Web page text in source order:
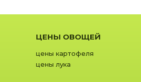
ЦЕНЫ ОВОЩЕЙ
цены картофеля
цены лука